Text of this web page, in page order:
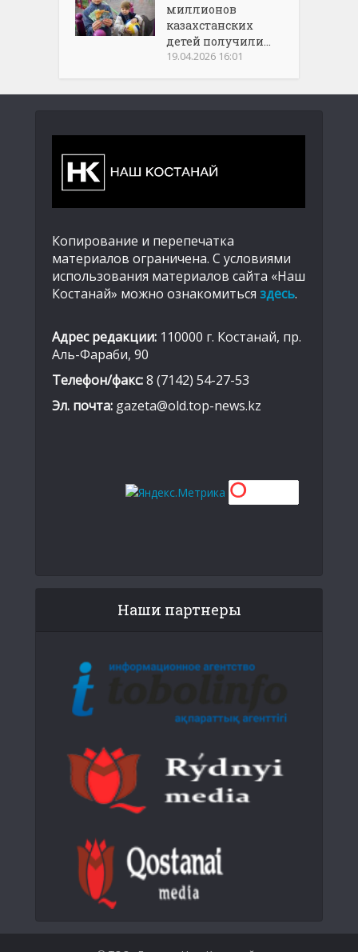
миллионов
казахстанских
детей получили...
19.04.2026 16:01
Копирование и перепечатка
материалов ограничена. С условиями
использования материалов сайта «Наш
Костанай» можно ознакомиться здесь.
Адрес редакции: 110000 г. Костанай, пр.
Аль-Фараби, 90
Телефон/факс:8 (7142) 54-27-53
Эл. почта: gazeta@old.top-news.kz
Наши партнеры